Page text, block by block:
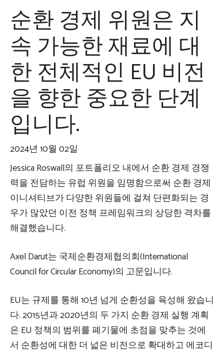
순환 경제 위원은 지
속 가능한 재료에 대
한 전체적인 EU 비전
을 향한 중요한 단계
입니다.
2024년 10월 02일
Jessica Roswall의 포트폴리오 내에서 순환 경제 경쟁
력을 전담하는 유럽 위원을 임명함으로써 순환 경제
이니셔티브가 다양한 위원들에 걸쳐 단편화되는 경
우가 많았던 이전 정책 프레임워크의 상당한 격차를
해결했습니다.
Axel Darut는 국제순환경제협의회(International
Council for Circular Economy)의 고문입니다.
EU는 규제를 통해 10년 넘게 순환성을 육성해 왔습니
다. 2015년과 2020년의 두 가지 순환 경제 실행 계획
은 EU 정책의 범위를 폐기물에 초점을 맞추는 것에
서 순환성에 대한 더 넓은 비전으로 확대하고 에코디